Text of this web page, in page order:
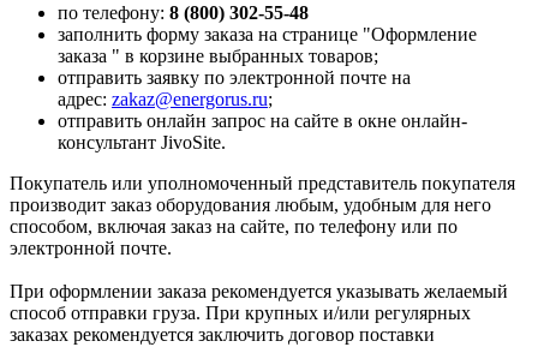
по телефону: 8 (800) 302-55-48
заполнить форму заказа на странице "Оформление
заказа " в корзине выбранных товаров;
отправить заявку по электронной почте на
адрес: zakaz@energorus.ru;
отправить онлайн запрос на сайте в окне онлайн-
консультант JivoSite.
Покупатель или уполномоченный представитель покупателя
производит заказ оборудования любым, удобным для него
способом, включая заказ на сайте, по телефону или по
электронной почте.
При оформлении заказа рекомендуется указывать желаемый
способ отправки груза. При крупных и/или регулярных
заказах рекомендуется заключить договор поставки